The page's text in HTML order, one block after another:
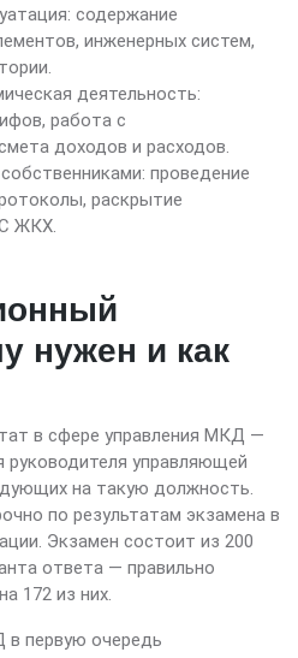
содержание
инженерных систем,
деятельность:
работа с
доходов и расходов.
проведение
раскрытие
ЖКХ.
нужен и как
в сфере управления МКД —
руководителя управляющей
на такую должность.
по результатам экзамена в
Экзамен состоит из 200
ответа — правильно
172 из них.
первую очередь